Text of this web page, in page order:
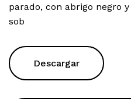
parado, con abrigo negro
sob
Descargar